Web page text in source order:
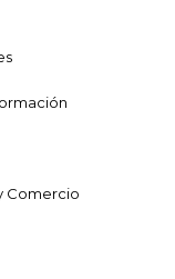
Comercio